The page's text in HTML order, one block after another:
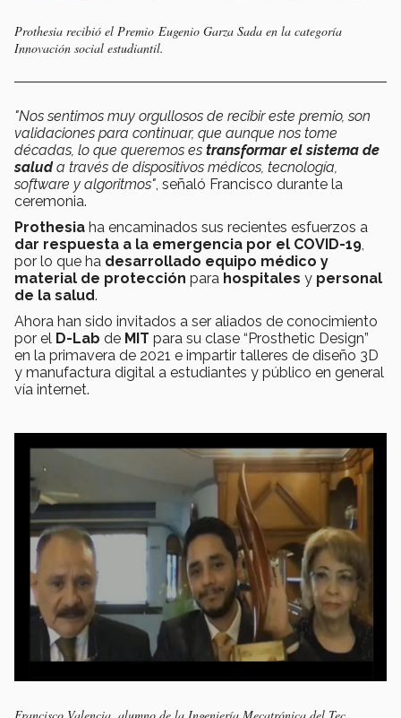
Prothesia recibió el Premio Eugenio Garza Sada en la categoría
Innovación social estudiantil.
"Nos sentimos muy orgullosos de recibir este premio, son
validaciones para continuar, que aunque nos tome
décadas, lo que queremos es transformar el sistema de
saluda través de dispositivos médicos, tecnología,
software y algoritmos" , señaló Francisco durante la
ceremonia.
Prothesia ha encaminados sus recientes esfuerzos a
dar respuesta a la emergencia por el COVID-19
por lo que ha desarrollado equipo médico y
material de protección para hospitales y personal
de la salud.
Ahora han sido invitados a ser aliados de conocimiento
por el D-Lab de MIT para su clase “Prosthetic Design”
en la primavera de 2021 e impartir talleres de diseño 3D
y manufactura digital a estudiantes y público en general
vía internet.